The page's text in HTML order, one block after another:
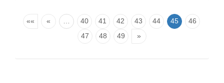
«« « 40 41 42 43 44 45
46
47
48 49 »